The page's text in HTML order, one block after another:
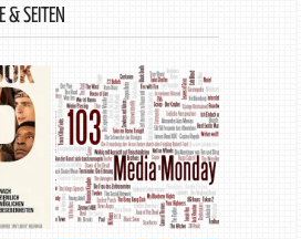
& SEITEN